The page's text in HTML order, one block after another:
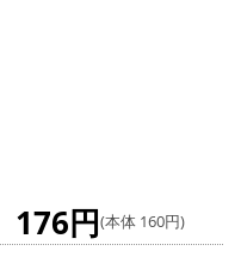
176円(本体 160円)